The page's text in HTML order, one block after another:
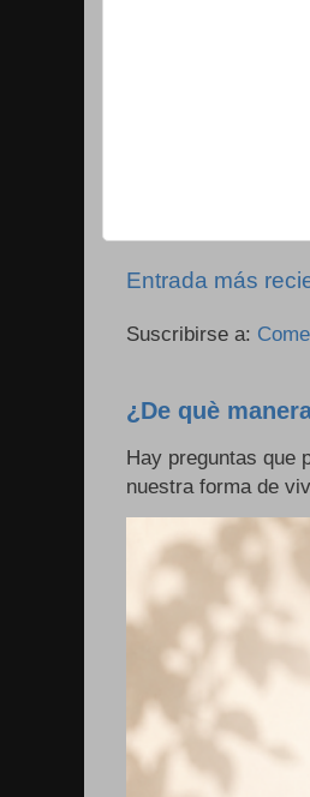
Entrada más
Suscribirse a:
¿De què
Hay preguntas que
nuestra forma de